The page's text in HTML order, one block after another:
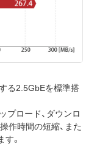
る2.5GbEを標準搭
プロード、ダウンロ
作時間の短縮、また
。